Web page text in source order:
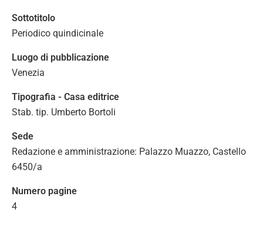
Sottotitolo
Periodico quindicinale
Luogo di pubblicazione
Venezia
Tipografia - Casa editrice
Stab. tip. Umberto Bortoli
Sede
Redazione e amministrazione: Palazzo Muazzo, Castello
6450/a
Numero pagine
4